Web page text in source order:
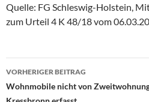
Quelle: FG Schleswig-Holstein,
zum Urteil 4 K 48/18 vom
Beitragsnavigation
VORHERIGER BEITRAG
Wohnmobile nicht von